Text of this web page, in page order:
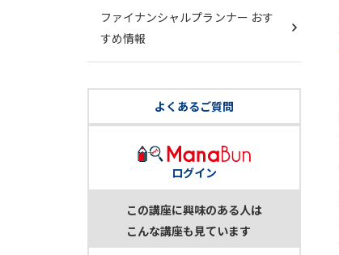
ファイナンシャルプランナー おす
すめ情報
よくあるご質問
ログイン
この講座に興味のある人は
こんな講座も見ています